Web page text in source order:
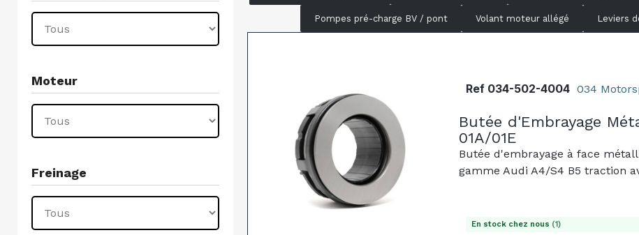
Moteur
Freinage
Pompes pré-charge BV / pont Volant moteur allégé Leviers
Ref 034-502-4004 034
Butée d'Embrayage
01A/01E
Butée d'embrayage à face
gamme Audi A4/S4 B5 traction
En stock chez nous (1)